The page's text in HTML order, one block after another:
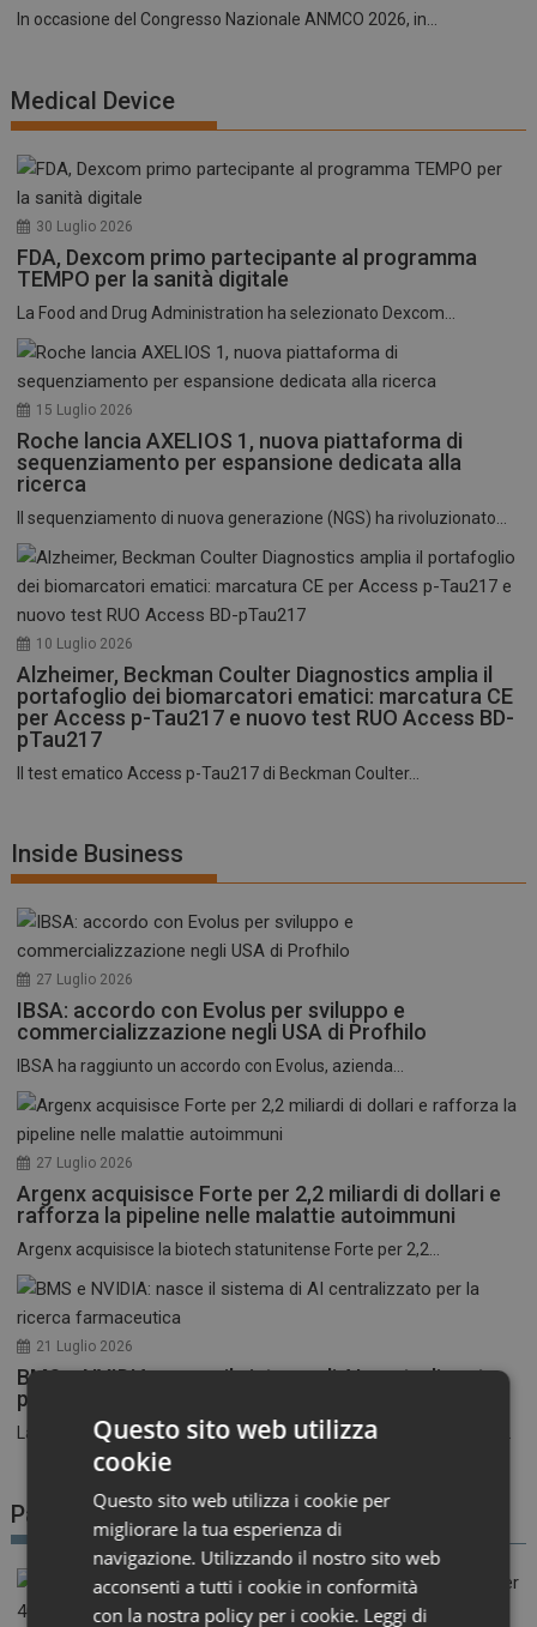
In occasione del Congresso Nazionale ANMCO 2026, in...
Medical Device
30 Luglio 2026
FDA, Dexcom primo partecipante al programma
TEMPO per la sanità digitale
La Food and Drug Administration ha selezionato Dexcom...
15 Luglio 2026
Roche lancia AXELIOS 1, nuova piattaforma di
sequenziamento per espansione dedicata alla
ricerca
Il sequenziamento di nuova generazione (NGS) ha rivoluzionato...
10 Luglio 2026
Alzheimer, Beckman Coulter Diagnostics amplia il
portafoglio dei biomarcatori ematici: marcatura CE
per Access p-Tau217 e nuovo test RUO Access BD-
pTau217
Il test ematico Access p-Tau217 di Beckman Coulter...
Inside Business
27 Luglio 2026
IBSA: accordo con Evolus per sviluppo e
commercializzazione negli USA di Profhilo
IBSA ha raggiunto un accordo con Evolus, azienda...
27 Luglio 2026
Argenx acquisisce Forte per 2,2 miliardi di dollari e
rafforza la pipeline nelle malattie autoimmuni
Argenx acquisisce la biotech statunitense Forte per 2,2...
21 Luglio 2026
BMS e NVIDIA: nasce il sistema di AI centralizzato
per la ricerca farmaceutica
La corsa all’intelligenza artificiale nel settore farmaceutico entra...
Patient Advocacy
Questo sito web utilizza
cookie
Questo sito web utilizza i cookie per
migliorare la tua esperienza di
navigazione. Utilizzando il nostro sito web
acconsenti a tutti i cookie in conformità
con la nostra policy per i cookie. Leggi di